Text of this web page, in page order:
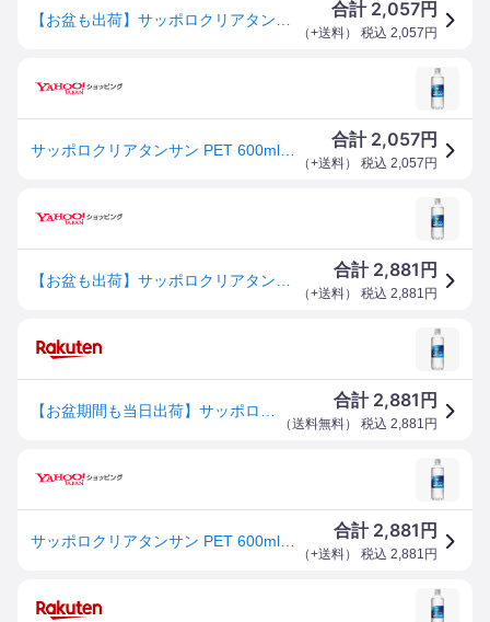
合計 2,057円
（+送料） 税込 2,057 円
合計 2,057円
（+送料） 税込 2,057 円
合計 2,881 円
（+送料） 税込 2,881 円
合計 2,881 円
（送料無料） 税込 2,881 円
合計 2,881 円
（+送料） 税込 2,881 円